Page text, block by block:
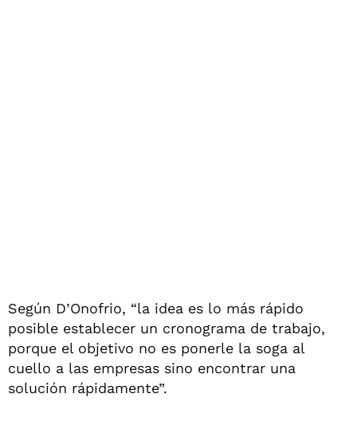
Según D’Onofrio, “la idea es lo más rápido
posible establecer un cronograma de trabajo,
porque el objetivo no es ponerle la soga al
cuello a las empresas sino encontrar una
solución rápidamente”.